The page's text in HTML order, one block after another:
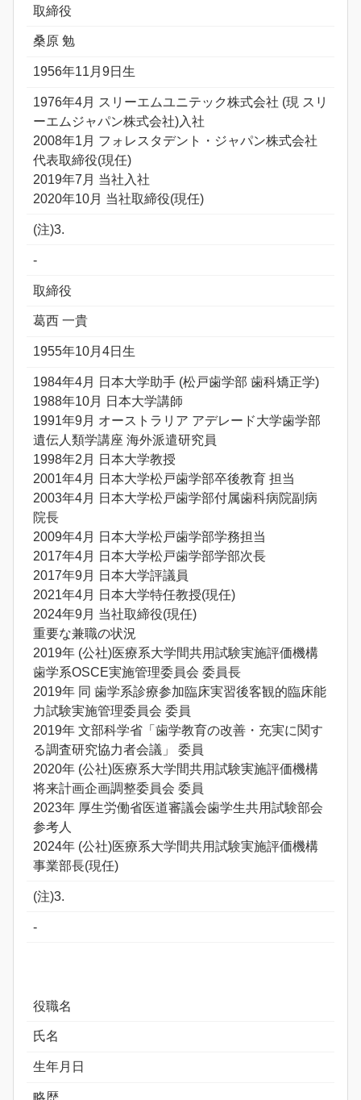
取締役
桑原 勉
1956年11月9日生
1976年4月 スリーエムユニテック株式会社 (現 スリ
ーエムジャパン株式会社)入社
2008年1月 フォレスタデント・ジャパン株式会社
代表取締役(現任)
2019年7月 当社入社
2020年10月 当社取締役(現任)
(注)3.
-
取締役
葛西 一貴
1955年10月4日生
1984年4月 日本大学助手 (松戸歯学部 歯科矯正学)
1988年10月 日本大学講師
1991年9月 オーストラリア アデレード大学歯学部
遺伝人類学講座 海外派遣研究員
1998年2月 日本大学教授
2001年4月 日本大学松戸歯学部卒後教育 担当
2003年4月 日本大学松戸歯学部付属歯科病院副病
院長
2009年4月 日本大学松戸歯学部学務担当
2017年4月 日本大学松戸歯学部学部次長
2017年9月 日本大学評議員
2021年4月 日本大学特任教授(現任)
2024年9月 当社取締役(現任)
重要な兼職の状況
2019年 (公社)医療系大学間共用試験実施評価機構
歯学系OSCE実施管理委員会 委員長
2019年 同 歯学系診療参加臨床実習後客観的臨床能
力試験実施管理委員会 委員
2019年 文部科学省「歯学教育の改善・充実に関す
る調査研究協力者会議」 委員
2020年 (公社)医療系大学間共用試験実施評価機構
将来計画企画調整委員会 委員
2023年 厚生労働省医道審議会歯学生共用試験部会
参考人
2024年 (公社)医療系大学間共用試験実施評価機構
事業部長(現任)
(注)3.
-
役職名
氏名
生年月日
略歴